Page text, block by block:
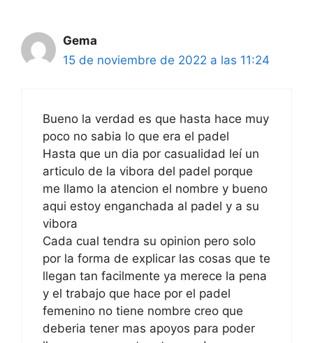
Gema
15 de noviembre de 2022 a las 11:24
Bueno la verdad es que hasta hace muy
poco no sabia lo que era el padel
Hasta que un dia por casualidad leí un
articulo de la vibora del padel porque
me llamo la atencion el nombre y bueno
aqui estoy enganchada al padel y a su
vibora
Cada cual tendra su opinion pero solo
por la forma de explicar las cosas que te
llegan tan facilmente ya merece la pena
y el trabajo que hace por el padel
femenino no tiene nombre creo que
deberia tener mas apoyos para poder